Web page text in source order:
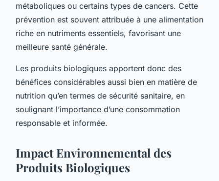
métaboliques ou certains types de cancers. Cette
prévention est souvent attribuée à une alimentation
riche en nutriments essentiels, favorisant une
meilleure santé générale.
Les produits biologiques apportent donc des
bénéfices considérables aussi bien en matière de
nutrition qu’en termes de sécurité sanitaire, en
soulignant l’importance d’une consommation
responsable et informée.
Impact Environnemental des
Produits Biologiques